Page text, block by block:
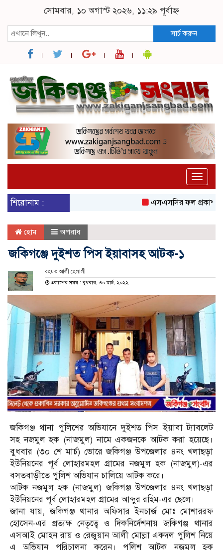
সোমবার, ১০ অগাস্ট ২০২৬, ১১:২৯ পূর্বাহ্ন
সার্চ করুন
Toggle
শিরোনাম :
এসএসসির ফল প্রকাশ আজ,
হোম অপরাধ
জকিগঞ্জে দুইশত পিস ইয়াবাসহ আটক-১
রহমত আলী হেলালী
প্রকাশের সময় : বুধবার, ৩০ মার্চ, ২০২২
জকিগঞ্জ থানা পুলিশের অভিযানে দুইশত পিস ইয়াবা ট্যাবলেট
সহ নজমুল হক (নাজমুল) নামে একজনকে আটক করা হয়েছে।
বুধবার (৩০ শে মার্চ) ভোরে জকিগঞ্জ উপজেলার ৪নং খলাছড়া
ইউনিয়নের পূর্ব লোহারমহল গ্রামের নজমুল হক (নাজমুল)-এর
বসতবাড়ীতে পুলিশ অভিযান চালিয়ে আটক করে।
আটক নজমুল হক (নাজমুল) জকিগঞ্জ উপজেলার ৪নং খলাছড়া
ইউনিয়নের পূর্ব লোহারমহল গ্রামের আব্দুর রহিম-এর ছেলে।
জানা যায়, জকিগঞ্জ থানার অফিসার ইনচার্জ মোঃ মোশাররফ
হোসেন-এর প্রত্যক্ষ নেতৃত্বে ও দিকনির্দেশনায় জকিগঞ্জ থানার
এসআই মোহন রায় ও রেজুয়ান আলী মোল্লা একদল পুলিশ নিয়ে
এ অভিযান পরিচালনা করেন। পুলিশ আটক নজমুল হক